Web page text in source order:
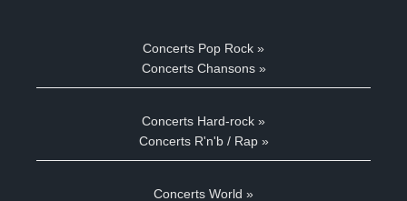
Concerts Pop Rock »
Concerts Chansons »
Concerts Hard-rock »
Concerts R'n'b / Rap »
Concerts World »